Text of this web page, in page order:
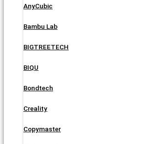
AnyCubic
Bambu Lab
BIGTREETECH
BIQU
Bondtech
Creality
Copymaster